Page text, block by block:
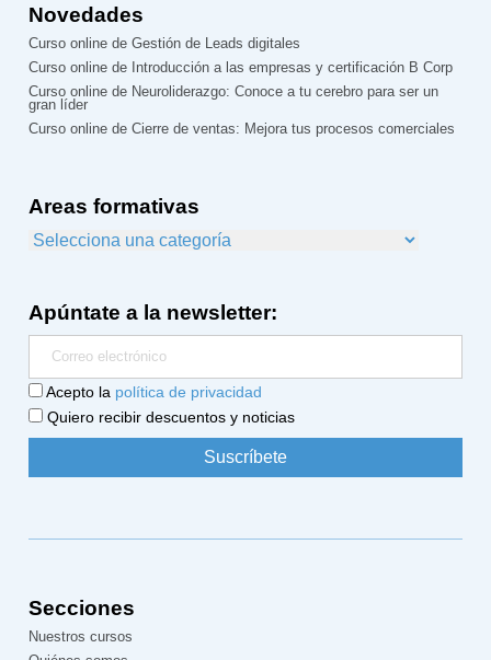
Novedades
Curso online de Gestión de Leads digitales
Curso online de Introducción a las empresas y certificación B Corp
Curso online de Neuroliderazgo: Conoce a tu cerebro para ser un
gran líder
Curso online de Cierre de ventas: Mejora tus procesos comerciales
Areas formativas
Apúntate a la newsletter:
Acepto la política de privacidad
Quiero recibir descuentos y noticias
Secciones
Nuestros cursos